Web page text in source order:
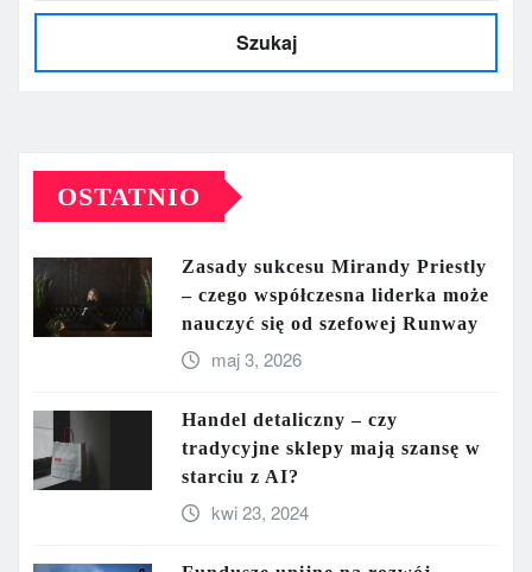
Szukaj
OSTATNIO
Zasady sukcesu Mirandy Priestly
– czego współczesna liderka może
nauczyć się od szefowej Runway
maj 3, 2026
Handel detaliczny – czy
tradycyjne sklepy mają szansę w
starciu z AI?
kwi 23, 2024